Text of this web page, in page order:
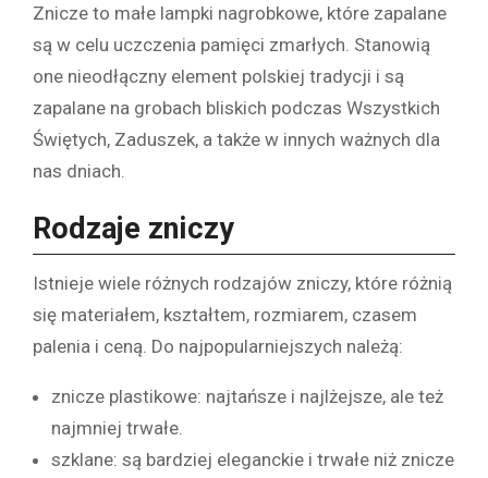
Znicze to małe lampki nagrobkowe, które zapalane
są w celu uczczenia pamięci zmarłych. Stanowią
one nieodłączny element polskiej tradycji i są
zapalane na grobach bliskich podczas Wszystkich
Świętych, Zaduszek, a także w innych ważnych dla
nas dniach.
Rodzaje zniczy
Istnieje wiele różnych rodzajów zniczy, które różnią
się materiałem, kształtem, rozmiarem, czasem
palenia i ceną. Do najpopularniejszych należą:
znicze plastikowe: najtańsze i najlżejsze, ale też
najmniej trwałe.
szklane: są bardziej eleganckie i trwałe niż znicze